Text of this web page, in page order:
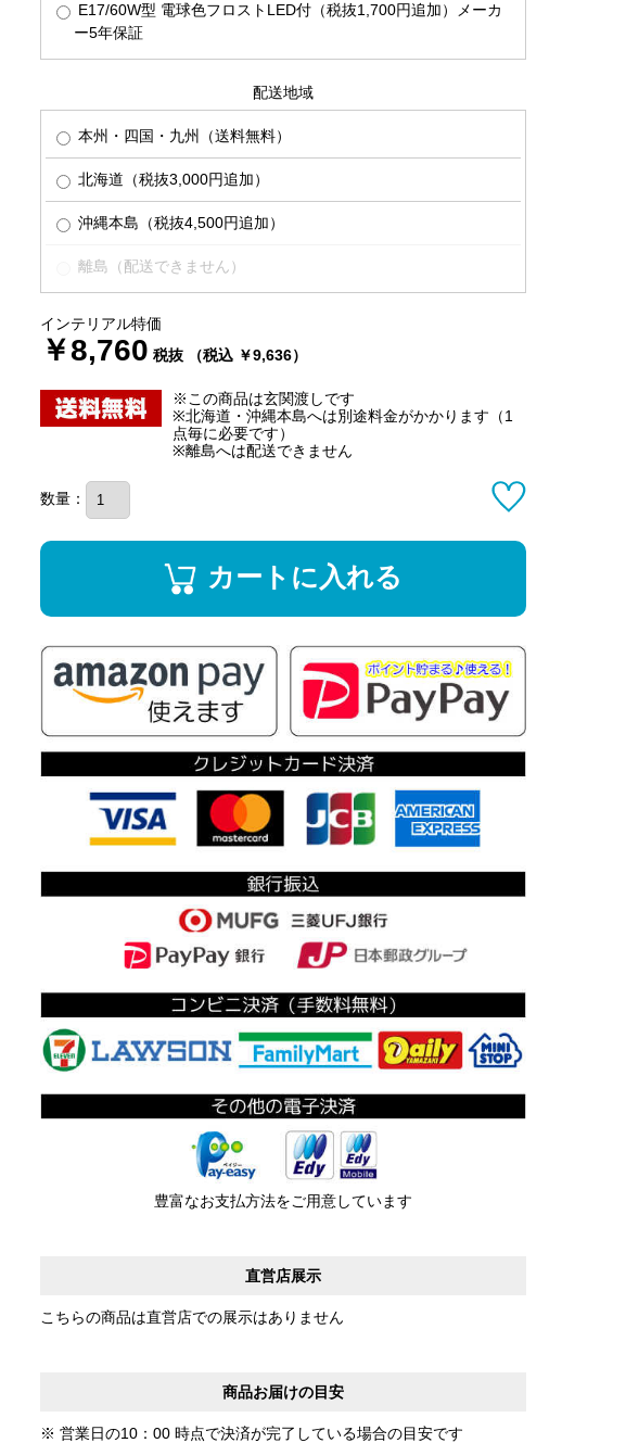
E17/60W型 電球色フロストLED付（税抜1,700円追加）メーカ
ー5年保証
配送地域
本州・四国・九州（送料無料）
北海道（税抜3,000円追加）
沖縄本島（税抜4,500円追加）
離島（配送できません）
インテリアル特価
￥8,760 税抜 （税込 ￥9,636）
※この商品は玄関渡しです
※北海道・沖縄本島へは別途料金がかかります（1
点毎に必要です）
※離島へは配送できません
数量：
カートに入れる
豊富なお支払方法をご用意しています
直営店展示
こちらの商品は直営店での展示はありません
商品お届けの目安
※ 営業日の10：00 時点で決済が完了している場合の目安です